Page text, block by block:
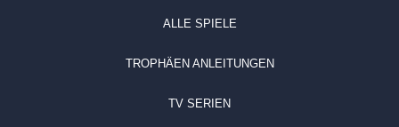
ALLE SPIELE
TROPHÄEN ANLEITUNGEN
TV SERIEN